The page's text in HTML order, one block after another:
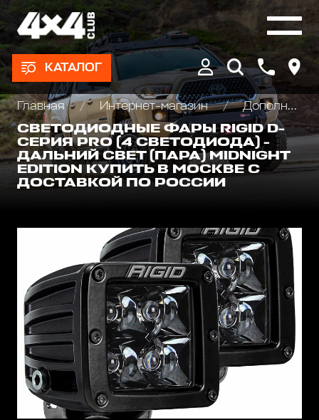
КАТАЛОГ
Главная Интернет-магазин
Дополнительные фары : Светодиодные, Галогеновые , Ксеноновые
СВЕТОДИОДНЫЕ ФАРЫ RIGID D-
СЕРИЯ PRO (4 СВЕТОДИОДА) -
ДАЛЬНИЙ СВЕТ (ПАРА) MIDNIGHT
EDITION КУПИТЬ В МОСКВЕ С
ДОСТАВКОЙ ПО РОССИИ